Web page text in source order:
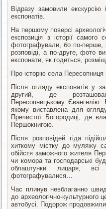
Відразу замовили
експонатів.
На першому поверсі
експозиція з історії
фотографували, бо по-перше,
розповіді, а по-друге, фото
експонати, як годиться,
Про історію села Пересопниця
Після огляду експонатів у
другий, де
Пересопницькому Євангелію.
якому виставлена для
Пречистої Богородиці, де
Першокнигою.
Після розповідей гіда
хиткому містку до муляжу
обійстя заможного жителя
чи комора та господарські
облаштунки лицаря,
фотографувалися…
Час плинув невблаганно
до археологічно-культурного
автобусі. Подорож